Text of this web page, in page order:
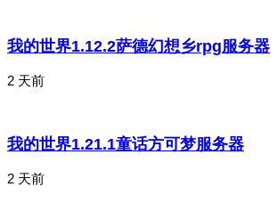
我的世界1.12.2萨德幻想乡rpg服务器
2 天前
我的世界1.21.1童话方可梦服务器
2 天前